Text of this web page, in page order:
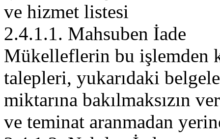
ve hizmet listesi
2.4.1.1. Mahsuben İade
Mükelleflerin bu işlemden
talepleri, yukarıdaki
miktarına bakılmaksızın
ve teminat aranmadan